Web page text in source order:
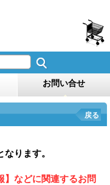
お問い合せ
戻る
ります。
】などに関連するお問